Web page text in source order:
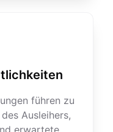
führen zu
Ausleihers,
erwartete